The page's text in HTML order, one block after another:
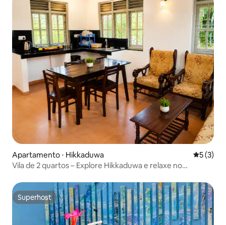
Apartamento ⋅ Hikkaduwa 5 de
5 (3)
Vila de 2 quartos – Explore Hikkaduwa e relaxe no
Superhost
Superhost